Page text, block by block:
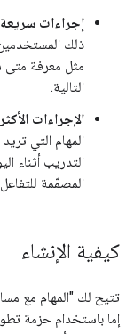
إجراءات
ذلك
مثل معرفة متى
التالية.
الإجراءات
المهام التي
التدريب أثناء
المصمّمة
كيفية الإنشاء